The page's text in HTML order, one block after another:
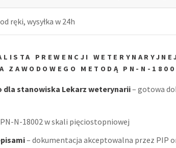
ręki, wysyłka w 24h
PREWENCJI
ZAWODOWEGO METODĄ PN-N-
stanowiska Lekarz weterynarii– gotowa
N-18002 w skali pięciostopniowej
– dokumentacja akceptowalna przez PIP